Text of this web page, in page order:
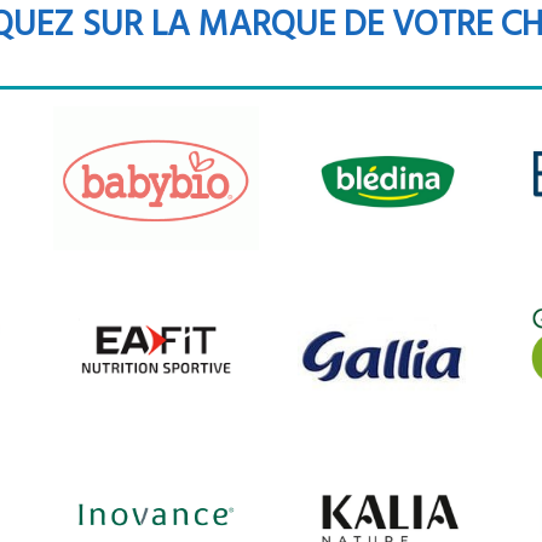
SUR LA MARQUE DE VOTRE